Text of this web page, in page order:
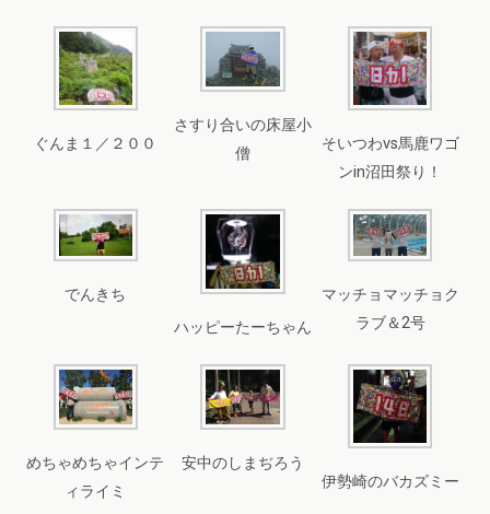
ぐんま１／２００
さすり合いの床屋小
僧
そいつわvs馬鹿ワゴ
ンin沼田祭り！
でんきち
ハッピーたーちゃん
マッチョマッチョク
ラブ＆2号
めちゃめちゃインテ
ィライミ
安中のしまぢろう
伊勢崎のバカズミー